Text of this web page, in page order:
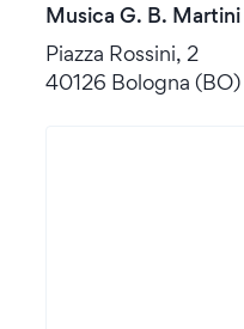
Musica G. B. Martini
Piazza Rossini, 2
40126 Bologna (BO)